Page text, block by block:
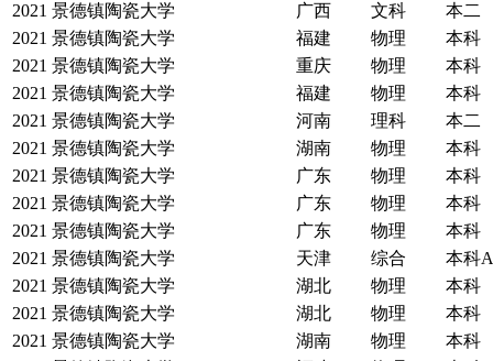
2021 景德镇陶瓷大学 广西 文科
本二
2021 景德镇陶瓷大学 福建 物理
本科
2021 景德镇陶瓷大学 重庆 物理
本科
2021 景德镇陶瓷大学 福建 物理
本科
2021 景德镇陶瓷大学 河南 理科
本二
2021 景德镇陶瓷大学 湖南 物理
本科
2021 景德镇陶瓷大学 广东 物理
本科
2021 景德镇陶瓷大学 广东 物理
本科
2021 景德镇陶瓷大学 广东 物理
本科
2021 景德镇陶瓷大学 天津 综合
本科A
2021 景德镇陶瓷大学 湖北 物理
本科
2021 景德镇陶瓷大学 湖北 物理
本科
2021 景德镇陶瓷大学 湖南 物理
本科